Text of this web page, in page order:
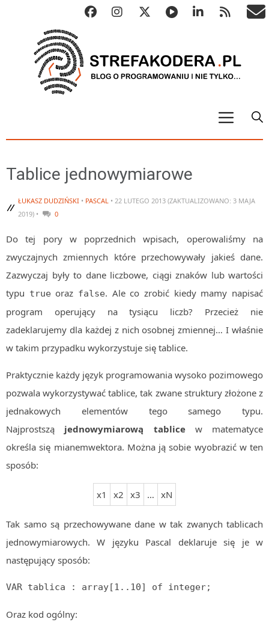
ALGO
Abstrakcyjne struktury danych
Metody numeryczne
Algorytmy szyfrujące
Algorytmy konwersji
Algorytmy wyszukiwania
Pascal
WEB
.htaccess
HTML 5
CSS 3
Django
KONTROLA WERSJI
Tablice jednowymiarowe
ŁUKASZ DUDZIŃSKI • PASCAL • 22 LUTEGO 2013 (ZAKTUALIZOWANO: 3 MAJA
2019) •
0
Do tej pory w poprzednich wpisach, operowaliśmy na
zwyczajnych zmiennych które przechowywały jakieś dane.
Zazwyczaj były to dane liczbowe, ciągi znaków lub wartości
typu trueoraz false. Ale co zrobić kiedy mamy napisać
program operujący na tysiącu liczb? Przecież nie
zadeklarujemy dla każdej z nich osobnej zmiennej… I właśnie
w takim przypadku wykorzystuje się tablice.
Praktycznie każdy język programowania wysoko pozimowego
pozwala wykorzystywać tablice, tak zwane struktury złożone z
jednakowych elementów tego samego typu.
Najprostszą jednowymiarową tablicew matematyce
określa się mianemwektora. Można ją sobie wyobrazić w ten
sposób:
x1 x2 x3 … xN
Tak samo są przechowywane dane w tak zwanych tablicach
jednowymiarowych. W języku Pascal deklaruje się je w
następujący sposób:
VAR tablica : array[1..10] of integer;
Oraz kod ogólny: